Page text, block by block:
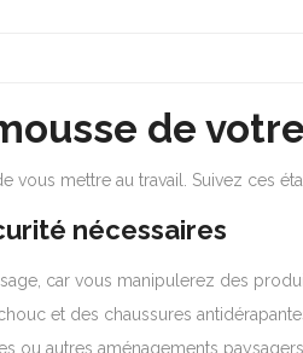
de
mettre au travail. Suivez ces
nécessaires
car vous manipulerez des
et des chaussures
autres aménagements